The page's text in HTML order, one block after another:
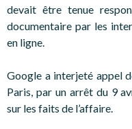
devait être tenue
documentaire par les
en ligne.
Google a interjeté appel
Paris, par un arrêt du 9
sur les faits de l’affaire.